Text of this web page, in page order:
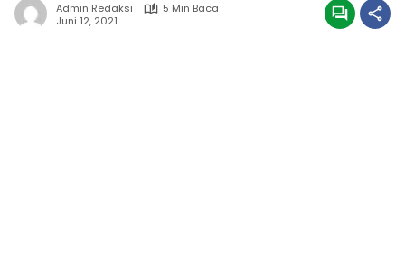
Admin Redaksi
5 Min Baca
Juni 12, 2021